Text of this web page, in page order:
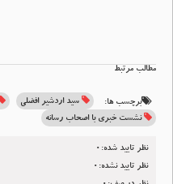
مطالب مرتبط
برچسب ها: سید اردشیر افضلی
نشست خبری با اصحاب رسانه
نظر تایید شده:0
نظر تایید نشده:0